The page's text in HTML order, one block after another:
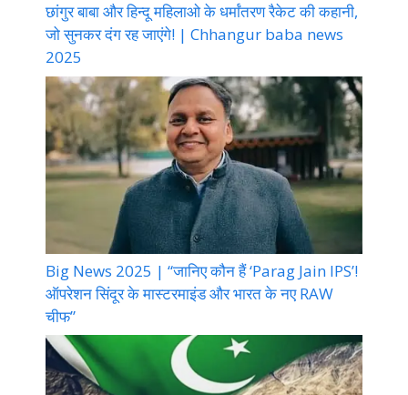
छांगुर बाबा और हिन्दू महिलाओ के धर्मांतरण रैकेट की कहानी,
जो सुनकर दंग रह जाएंगे! | Chhangur baba news
2025
Big News 2025 | “जानिए कौन हैं ‘Parag Jain IPS’!
ऑपरेशन सिंदूर के मास्टरमाइंड और भारत के नए RAW
चीफ”